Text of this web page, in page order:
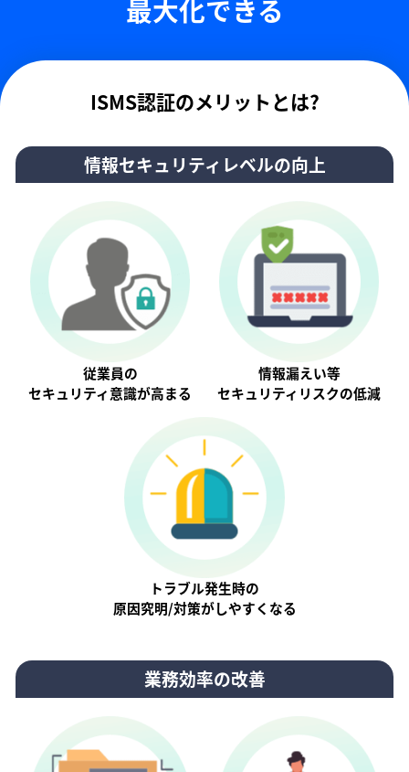
最大化できる
ISMS認証のメリットとは?
情報セキュリティレベルの向上
従業員の
セキュリティ意識が⾼まる
情報漏えい等
セキュリティリスクの低減
トラブル発生時の
原因究明/対策がしやすくなる
業務効率の改善